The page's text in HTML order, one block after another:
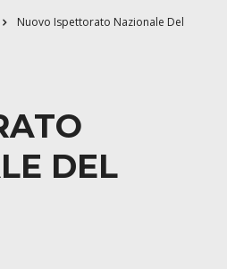
Nuovo Ispettorato Nazionale Del
DEL